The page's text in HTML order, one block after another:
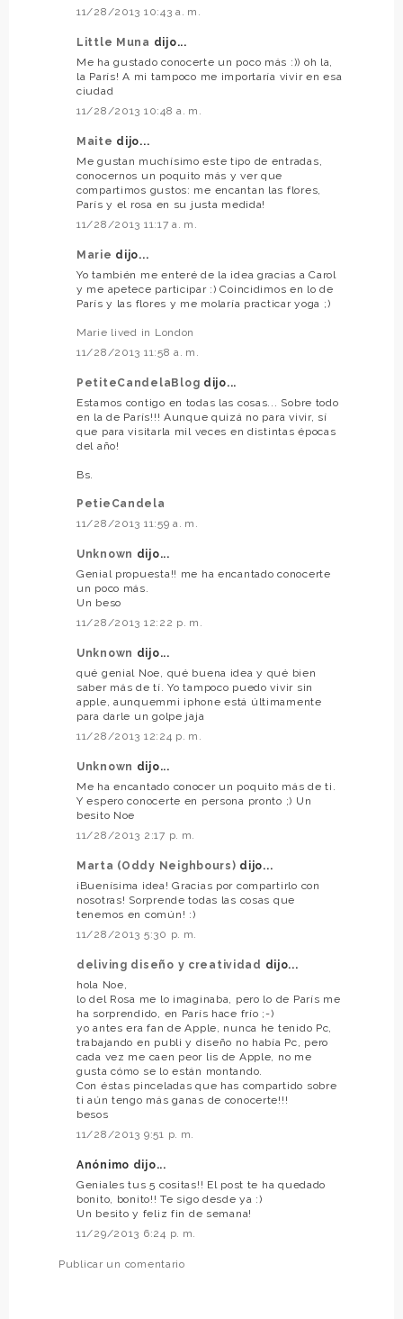
11/28/2013 10:43 a. m.
Little Muna dijo...
Me ha gustado conocerte un poco más :)) oh la,
la París! A mi tampoco me importaría vivir en esa
ciudad
11/28/2013 10:48 a. m.
Maite dijo...
Me gustan muchísimo este tipo de entradas,
conocernos un poquito más y ver que
compartimos gustos: me encantan las flores,
París y el rosa en su justa medida!
11/28/2013 11:17 a. m.
Marie dijo...
Yo también me enteré de la idea gracias a Carol
y me apetece participar :) Coincidimos en lo de
París y las flores y me molaría practicar yoga ;)
Marie lived in London
11/28/2013 11:58 a. m.
PetiteCandelaBlog dijo...
Estamos contigo en todas las cosas... Sobre todo
en la de París!!! Aunque quizá no para vivir, sí
que para visitarla mil veces en distintas épocas
del año!
Bs.
PetieCandela
11/28/2013 11:59 a. m.
Unknown dijo...
Genial propuesta!! me ha encantado conocerte
un poco más.
Un beso
11/28/2013 12:22 p. m.
Unknown dijo...
qué genial Noe, qué buena idea y qué bien
saber más de tí. Yo tampoco puedo vivir sin
apple, aunquemmi iphone está últimamente
para darle un golpe jaja
11/28/2013 12:24 p. m.
Unknown dijo...
Me ha encantado conocer un poquito más de ti.
Y espero conocerte en persona pronto ;) Un
besito Noe
11/28/2013 2:17 p. m.
Marta (Oddy Neighbours) dijo...
¡Buenísima idea! Gracias por compartirlo con
nosotras! Sorprende todas las cosas que
tenemos en común! :)
11/28/2013 5:30 p. m.
deliving diseño y creatividad dijo...
hola Noe,
lo del Rosa me lo imaginaba, pero lo de París me
ha sorprendido, en París hace frío ;-)
yo antes era fan de Apple, nunca he tenido Pc,
trabajando en publi y diseño no había Pc, pero
cada vez me caen peor lis de Apple, no me
gusta cómo se lo están montando.
Con éstas pinceladas que has compartido sobre
ti aún tengo más ganas de conocerte!!!
besos
11/28/2013 9:51 p. m.
Anónimo dijo...
Geniales tus 5 cositas!! El post te ha quedado
bonito, bonito!! Te sigo desde ya :)
Un besito y feliz fin de semana!
11/29/2013 6:24 p. m.
Publicar un comentario